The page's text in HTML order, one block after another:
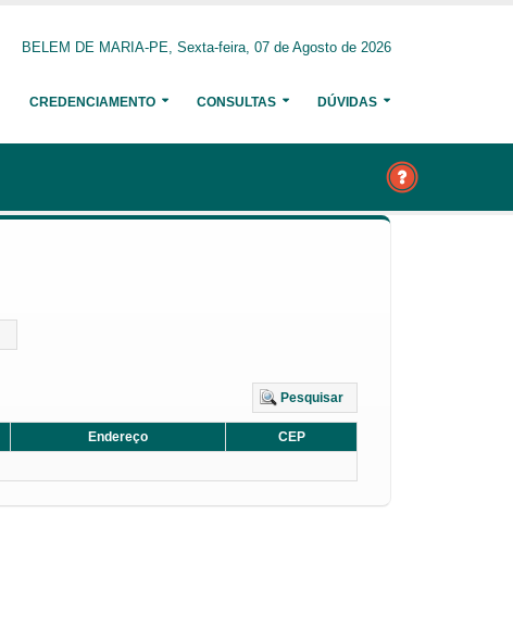
BELEM DE MARIA-PE, Sexta-feira, 07 de Agosto de 2026
CREDENCIAMENTO CONSULTAS DÚVIDAS
Pesquisar
Endereço
CEP